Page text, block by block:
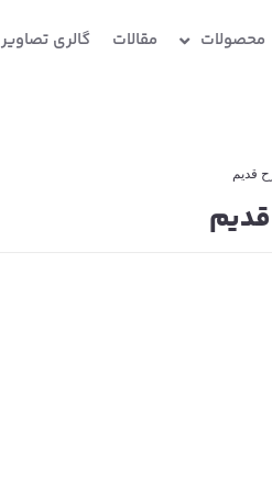
محصولات مقالات گالری تصاویر